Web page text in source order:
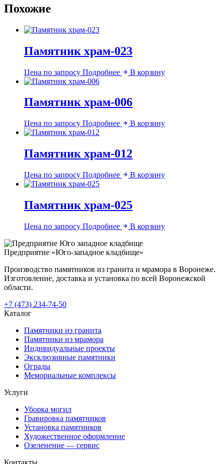
Похожие
Памятник храм-023
Цена по запросу Подробнее В корзину
Памятник храм-006
Цена по запросу Подробнее В корзину
Памятник храм-012
Цена по запросу Подробнее В корзину
Памятник храм-025
Цена по запросу Подробнее В корзину
Предприятие «Юго-западное кладбище»
Производство памятников из гранита и мрамора в Воронеже.
Изготовление, доставка и установка по всей Воронежской
области.
+7 (473) 234-74-50
Каталог
Памятники из гранита
Памятники из мрамора
Индивидуальные проекты
Эксклюзивные памятники
Ограды
Мемориальные комплексы
Услуги
Уборка могил
Гравировка памятников
Установка памятников
Художественное оформление
Озеленение — сервис
Контакты